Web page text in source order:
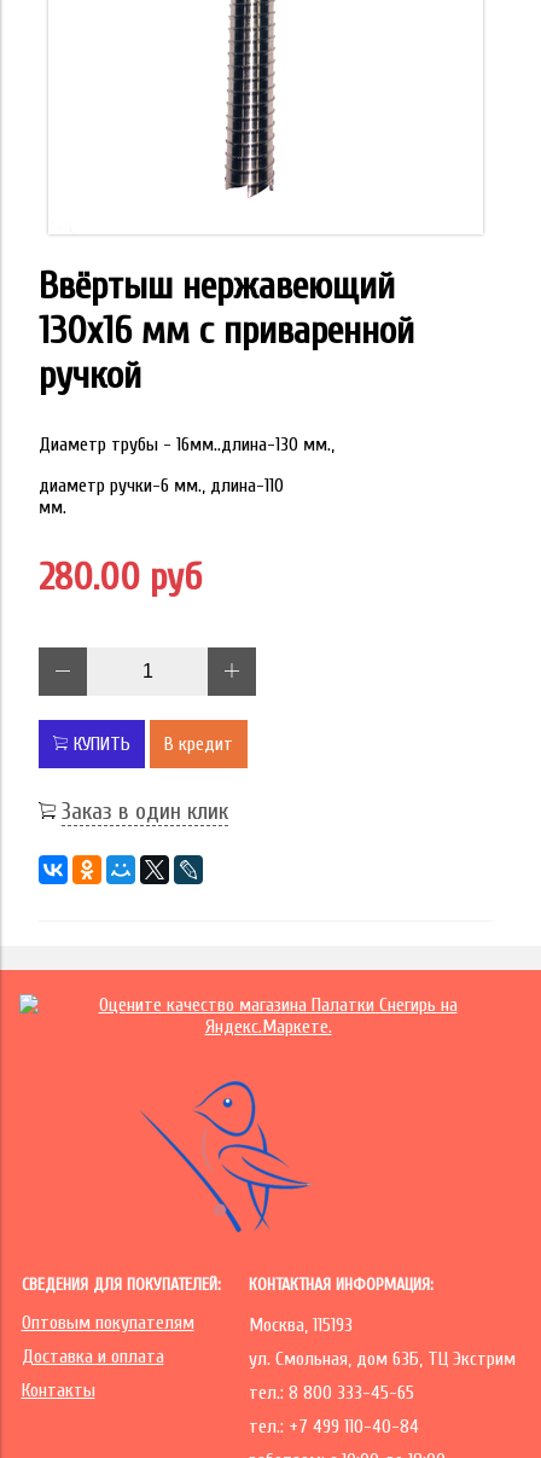
Ввёртыш нержавеющий
130х16 мм с приваренной
ручкой
Диаметр трубы - 16мм..длина-130 мм.,
диаметр ручки-6 мм., длина-110
280.00 руб
КУПИТЬ В кредит
Заказ в один клик
СВЕДЕНИЯ ДЛЯ ПОКУПАТЕЛЕЙ:
Оптовым покупателям
Доставка и оплата
Контакты
КОНТАКТНАЯ ИНФОРМАЦИЯ:
Москва, 115193
ул. Смольная, дом 63Б, ТЦ Экстрим
тел.: 8 800 333-45-65
тел.: +7 499 110-40-84